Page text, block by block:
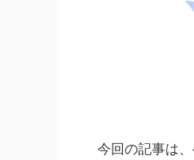
今回の記事は